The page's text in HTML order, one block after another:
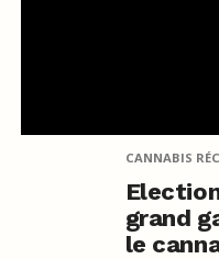
CANNABIS
grand
le